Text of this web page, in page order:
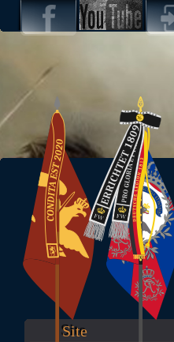
Site